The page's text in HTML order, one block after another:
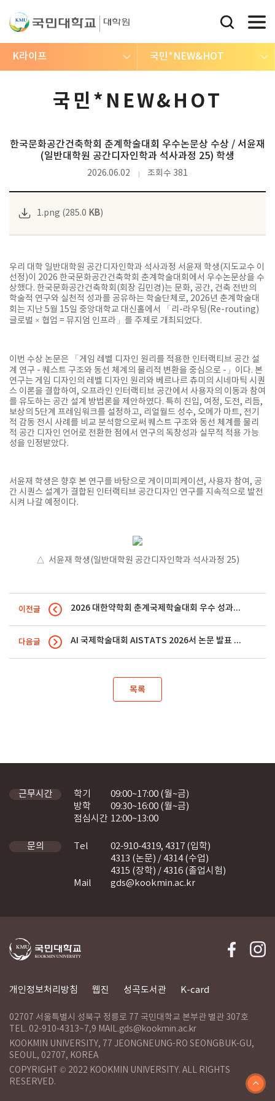
K라이프 국민*NEW&HOT
국민*NEW&HOT
한국문화공간건축학회 춘계학술대회 우수논문상 수상 / 서윤재
(일반대학원 공간디자인학과 석사과정 25) 학생
2026.06.02 조회수 381
1.png (285.0 KB)
우리 대학 일반대학원 공간디자인학과 석사과정 서윤재 학생(지도교수 이
선정)이 2026 한국문화공간건축학회 춘계학술대회에서 우수논문상을 수
상했다. 한국문화공간건축학회(회장 김민경)는 문화, 공간, 건축 전반의
학술적 연구와 실천적 성과를 공유하는 학술단체로, 2026년 춘계학술대
회는 지난 5월 15일 중앙대학교 대신홀에서 「리-라우팅(Re-routing)
글로벌 × 협업 = 뮤지엄 인프라」를 주제로 개최되었다.
이번 수상 논문은 「게임 레벨 디자인 원리를 적용한 인터랙티브 공간 설
계 연구 - 퀘스트 구조와 동선 체계의 물리적 변환을 중심으로 -」이다. 본
연구는 게임 디자인의 레벨 디자인 원리와 베르나르 츄미의 시네마틱 시퀀
스 이론을 결합하여, 오프라인 인터랙티브 공간에서 사용자의 이동과 참여
를 유도하는 공간 설계 방법론을 제안하였다. 특히 진입, 여정, 도전, 리듬,
보상의 5단계 프레임워크를 설정하고, 리얼월드 성수, 오메가 마트, 전기
적 감동 전시 사례를 비교 분석함으로써 퀘스트 구조와 동선 체계를 물리
적 공간 디자인 언어로 전환한 점에서 연구의 독창성과 실무적 적용 가능
성을 인정받았다.
서윤재 학생은 향후 본 연구를 바탕으로 게이미피케이션, 사용자 참여, 공
간 시퀀스 설계가 결합된 인터랙티브 공간디자인 연구를 지속적으로 발전
시켜 나갈 예정이다.
△ 서윤재 학생(일반대학원 공간디자인학과 석사과정 25)
이전글 2026 대한약학회 춘계국제학술대회 우수 성과 수상 / 바이오의약학과 학생들
다음글 AI 국제학술대회 AISTATS 2026서 논문 발표 / 정진우 (인공지능학부 석사과정), 이현준, 조현식(AI빅…
목록
개인정보처리방침 웹진 성곡도서관 K-card
02707 서울특별시 성북구 정릉로 77 국민대학교 본부관 별관 307호
TEL. 02-910-4313~7,9 MAIL.gds@kookmin.ac.kr
KOOKMIN UNIVERSITY, 77 JEONGNEUNG-RO SEONGBUK-GU,
SEOUL, 02707, KOREA
COPYRIGHT © 2022 KOOKMIN UNIVERSITY. ALL RIGHTS
RESERVED.
근무시간 학기
09:00~17:00 (월~금)
방학
09:30~16:00 (월~금)
점심시간 12:00~13:00
문의 Tel
02-910-4319, 4317 (입학)
4313 (논문) / 4314 (수업)
4315 (장학) / 4316 (졸업시험)
Mail
gds@kookmin.ac.kr